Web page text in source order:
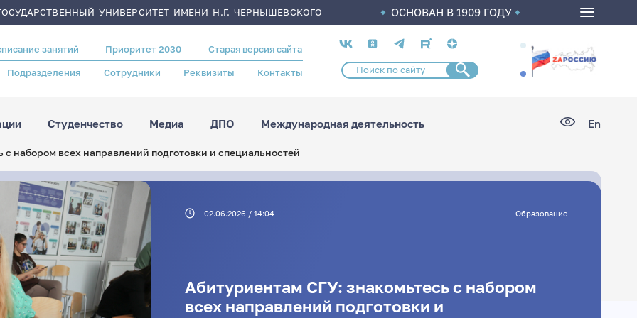
УНИВЕРСИТЕТ ИМЕНИ Н.Г. ЧЕРНЫШЕВСКОГО ОСНОВАН В 1909 ГОДУ
занятий Приоритет 2030 Старая версия сайта
Подразделения Сотрудники Реквизиты Контакты
Социальные
сети
Студенчество Медиа ДПО Международная деятельность En
набором всех направлений подготовки и специальностей
02.06.2026 / 14:04 Образование
Абитуриентам СГУ: знакомьтесь с набором
всех направлений подготовки и